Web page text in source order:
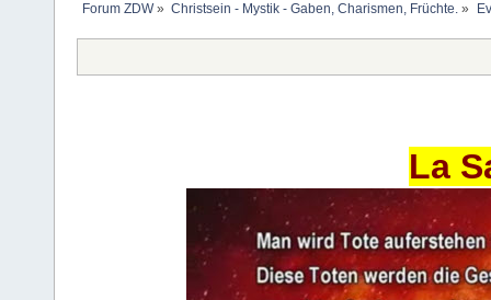
Forum ZDW» Christsein - Mystik - Gaben, Charismen, Früchte. »
La